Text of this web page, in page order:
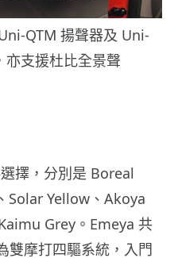
QTM 揚聲器及 Uni-
亦支援杜比全景聲
擇，分別是 Boreal
Solar Yellow、Akoya
Grey。Emeya 共
雙摩打四驅系統，入門